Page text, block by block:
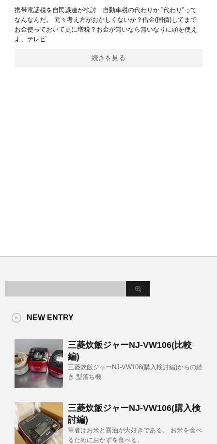
携帯電話税を自民議連が検討 自動車税の代わりか ”代わり”って
なんなんだ。 元々考え方がおかしくないか？借金(国債)してまで
お金使っておいて更に増税？お金が無いなら無いなりに頭を使え
よ、テレビ
続きを見る
NEW ENTRY
三菱炊飯ジャーNJ-VW106(比較
編)
三菱炊飯ジャーNJ-VW106(購入検討編)からの続
き 型落ち機
三菱炊飯ジャーNJ-VW106(購入検
討編)
筆者はお米と醤油が大好きである。 お米を食べ
るためにおかずを食べる。